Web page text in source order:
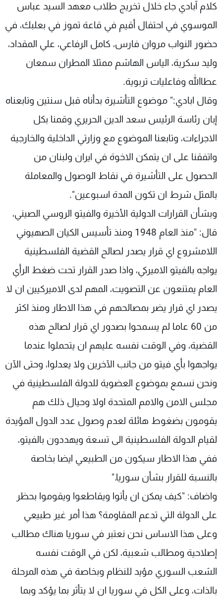
كلام آبادي جاء خلال تخريج طلاب معهد السيد عباس
الموسوي في احتفال أقيم في قاعة تموز في بعلبك، في
حضور النواب مروان فارس، كامل الرفاعي، علي المقداد،
وليد سكرية، الياس الهاشم ممثلا المطران سمعان
عطاالله وفاعليات تربوية.
وقال ابادي:" موضوع التأشيرة بدأناه قبل سنتين وتابعناه
إبان رئاسة الرئيس سعد الدين الحريري وقمنا بكل
الاجراءات، وتابعنا الموضوع مع وزارتي الداخلية والخارجية
واتفقنا على ان يتمكن الاخوة في ايران ولبنان من
الحصول على التأشيرة في نقاط الوصول والمعاملة
بالمثل شرط ان تكون المدة اسبوعين".
وبشأن القرارات الدولية الأخيرة والفيتو الروسي الصيني،
قال: "منذ العام 1948 ومنذ تأسيس الكيان الصهيوني
اللامشروع اي قرار يصدر لصالح القضية الفلسطينية
يواجه بالفيتو الاميركي، واذا صدر القرار تحت ضغط الرأي
العام يمتنعون عن التصويت، المهم لدى الاميركيين ان لا
يصدر اي قرار يضر بمصالحهم في هذا الاطار ومنذ اكثر
من 60 عاما لم يسمحوا بصدور اي قرار لصالح هذه
القضية، وفي الوقت نفسه عليهم ان يتحملوا عندما
يواجهوا بأي فيتو من جانب الآخرين ولا يعدلوا، وحتى الآن
ونحن نسمع بموضوع العضوية للدولة الفلسطينية في
مجلس الامن والامم المتحدة اولا وحيال ذلك هم
يقومون بضغوط هائلة لعدم وصول عدد الدول المؤيدة
لقيام الدولة الفلسطينية الى تسعة ويهددون بالفيتو،
ففي هذا الاطار سيكون من الطبيعي ايضا بخاصة
بالنسبة للقرار بشأن سوريا."
واضاف: "كيف يمكن ان يأتوا ويقاطعوا ويقوموا بحظر
على الدولة التي تدعم المقاومة؟ هذا أمر غير طبيعي
وعلى هذا الاساس نحن نعتبر في سوريا هناك مطالب
إصلاحية ومطالب شعبية، لكن في الوقت نفسه
الشعب السوري مؤيد للنظام وبخاصة في هذه المرحلة
بالذات، وعلى الكل في سوريا ان لا يتأثر بما يؤكد وبما
عن MTV
الإنـتـاج
لاعلاناتكم
وظائف
تواصل معنا
شروط الإسـتخدام
سياسة الخصوصية